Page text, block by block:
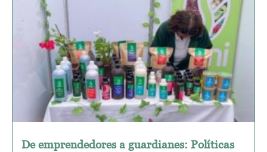
De emprendedores a guardianes: Políticas